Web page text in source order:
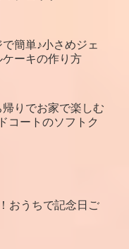
簡単♪小さめジェ
ーキの作り方
りでお家で楽しむ
コートのソフトク
おうちで記念日ご